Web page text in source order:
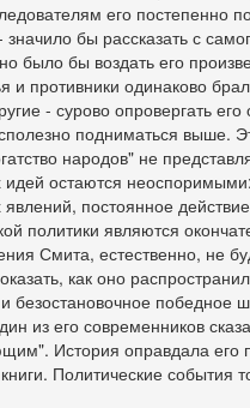
его
бы рассказать с
было бы воздать его
и противники одинаково
- сурово опровергать
подниматься
народов" не
идей остаются
постоянное
политики являются
Смита, естественно, не
как оно
безостановочное
из его современников
История оправдала
Политические события